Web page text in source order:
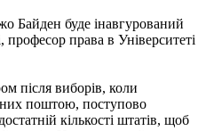
Байден буде інавгурований
права в Університеті
після виборів, коли
поштою, поступово
кількості штатів, щоб